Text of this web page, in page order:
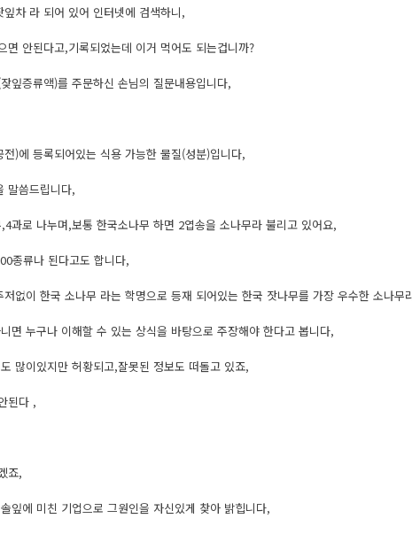
차 라 되어 있어 인터넷에 검색하니,
안된다고,기록되었는데 이거 먹어도 되는겁니까?
잎증류액)를 주문하신 손님의 질문내용입니다,
)에 등록되어있는 식용 가능한 물질(성분)입니다,
말씀드립니다,
과로 나누며,보통 한국소나무 하면 2엽송을 소나무라 불리고 있어요,
종류나 된다고도 합니다,
없이 한국 소나무 라는 학명으로 등재 되어있는 한국 잣나무를 가장 우수한 소나무
면 누구나 이해할 수 있는 상식을 바탕으로 주장해야 한다고 봅니다,
많이있지만 허황되고,잘못된 정보도 떠돌고 있죠,
된다 ,
죠,
잎에 미친 기업으로 그원인을 자신있게 찾아 밝힙니다,